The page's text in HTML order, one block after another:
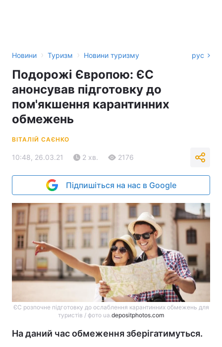
Новини › Туризм › Новини туризму рус
Подорожі Європою: ЄС
анонсував підготовку до
пом'якшення карантинних
обмежень
ВІТАЛІЙ САЄНКО
10:48, 26.03.21 2 хв. 2176
Підпишіться на нас в Google
ЄС розпочне підготовку до ослаблення карантинних обмежень для
туристів / фото ua.depositphotos.com
На даний час обмеження зберігатимуться.